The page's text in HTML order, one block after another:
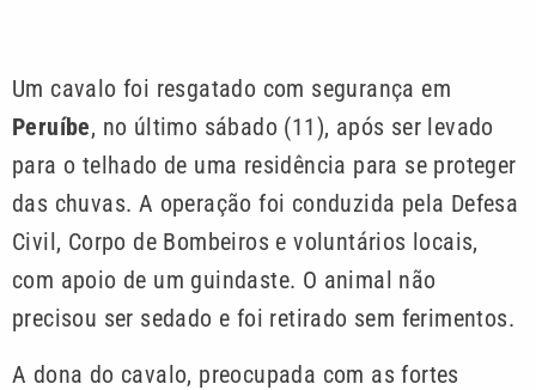
Um cavalo foi resgatado com segurança em
Peruíbe, no último sábado (11), após ser levado
para o telhado de uma residência para se proteger
das chuvas. A operação foi conduzida pela Defesa
Civil, Corpo de Bombeiros e voluntários locais,
com apoio de um guindaste. O animal não
precisou ser sedado e foi retirado sem ferimentos.
A dona do cavalo, preocupada com as fortes